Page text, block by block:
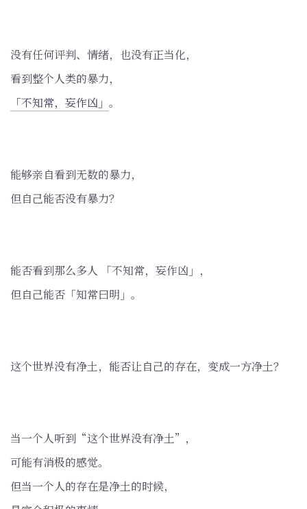
没有任何评判、情绪，也没有正当化，
看到整个人类的暴力，
「不知常，妄作凶」 。
能够亲自看到无数的暴力，
但自己能否没有暴力？
能否看到那么多人 「不知常，妄作凶」，
但自己能否「知常曰明」。
这个世界没有净土，能否让自己的存在，变成一方净土？
当一个人听到“这个世界没有净土”，
可能有消极的感觉。
但当一个人的存在是净土的时候，